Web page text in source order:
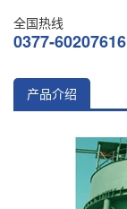
全国热线
0377-60207616
产品介绍